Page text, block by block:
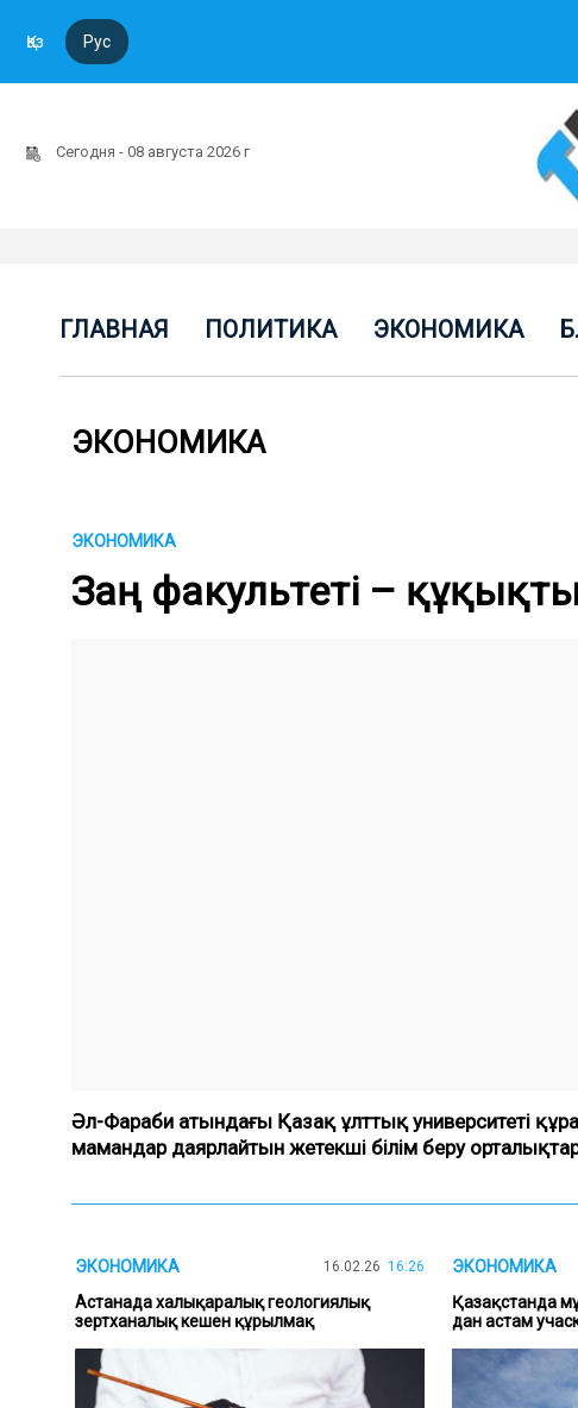
Қаз Рус
Сегодня - 08 августа 2026 г
ГЛАВНАЯ ПОЛИТИКА ЭКОНОМИКА
ЭКОНОМИКА
ЭКОНОМИКА
Заң факультеті –
Әл-Фараби атындағы Қазақ ұлттық университеті
мамандар даярлайтын жетекші білім беру
ЭКОНОМИКА 16.02.26 16:26
Астанада халықаралық геологиялық
зертханалық кешен құрылмақ
ЭКОНОМИКА
Қазақстанда
дан астам